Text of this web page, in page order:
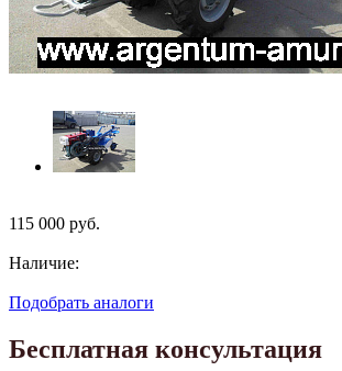
115 000 руб.
Наличие:
Подобрать аналоги
Бесплатная консультация